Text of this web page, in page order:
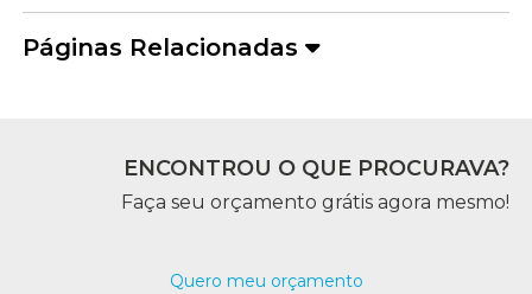
Páginas Relacionadas
ENCONTROU O QUE PROCURAVA?
Faça seu orçamento grátis agora mesmo!
Quero meu orçamento